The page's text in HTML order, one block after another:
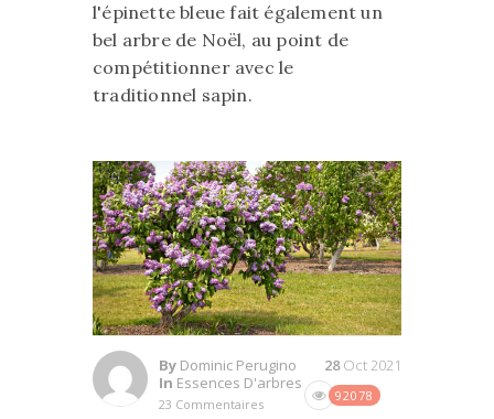
l'épinette bleue fait également un
bel arbre de Noël, au point de
compétitionner avec le
traditionnel sapin.
By Dominic Perugino
In Essences D'arbres
23 Commentaires
92078
28Oct 2021